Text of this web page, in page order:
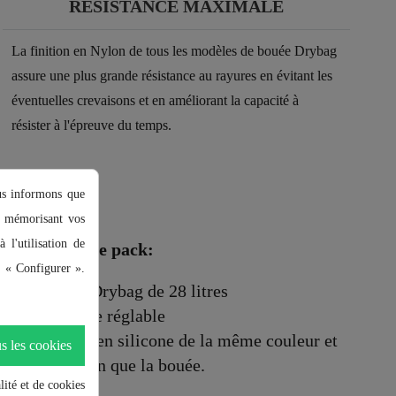
RÉSISTANCE MAXIMALE
La finition en Nylon de tous les modèles de bouée Drybag
assure une plus grande résistance au rayures en évitant les
éventuelles crevaisons et en améliorant la capacité à
résister à l'épreuve du temps.
Inclus dans le pack:
1 Bouée Drybag de 28 litres
1 Ceinture réglable
1 Bonnet en silicone de la même couleur et
conception que la bouée.
informons que
vos
l'utilisation de
« Configurer ».
les cookies
et de cookies